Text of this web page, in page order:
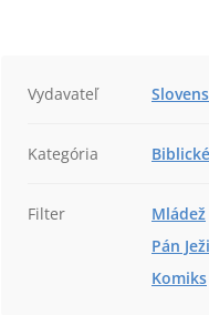
Vydavateľ
Kategória
Filter
Mládež
Pán
Komiks